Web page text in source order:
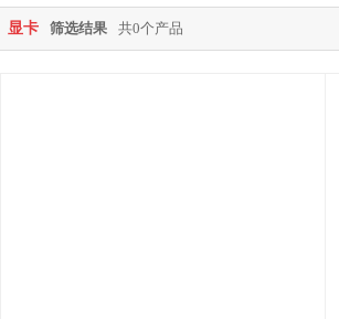
显卡 筛选结果 共0个产品